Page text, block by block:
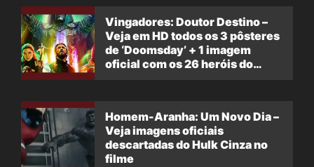
Vingadores: Doutor Destino –
Veja em HD todos os 3 pôsteres
de ‘Doomsday’ + 1 imagem
oficial com os 26 heróis do
Homem-Aranha: Um Novo Dia –
Veja imagens oficiais
descartadas do Hulk Cinza no
filme